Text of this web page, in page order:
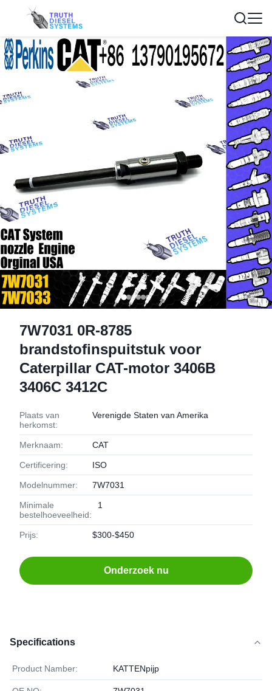
7W7031 0R-8785
brandstofinspuitstuk voor
Caterpillar CAT-motor 3406B
3406C 3412C
Plaats van
herkomst:
Verenigde Staten van Amerika
Merknaam: CAT
Certificering: ISO
Modelnummer: 7W7031
Minimale
bestelhoeveelheid:
1
Prijs: $300-$450
Onderzoek nu
Specifications
Product Namber: KATTENpijp